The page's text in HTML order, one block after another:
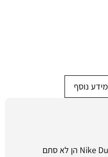
מידע נוסף
Nike Dunk Low Kids CW1589-104 הן לא סתם